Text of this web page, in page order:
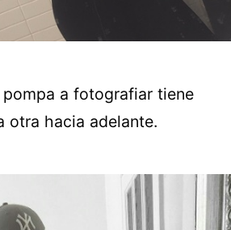
a fotografiar tiene
otra hacia adelante.